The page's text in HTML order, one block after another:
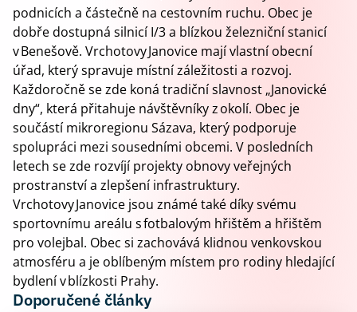
podnicích a částečně na cestovním ruchu. Obec je
dobře dostupná silnicí I/3 a blízkou železniční stanicí
v Benešově. Vrchotovy Janovice mají vlastní obecní
úřad, který spravuje místní záležitosti a rozvoj.
Každoročně se zde koná tradiční slavnost „Janovické
dny“, která přitahuje návštěvníky z okolí. Obec je
součástí mikroregionu Sázava, který podporuje
spolupráci mezi sousedními obcemi. V posledních
letech se zde rozvíjí projekty obnovy veřejných
prostranství a zlepšení infrastruktury.
Vrchotovy Janovice jsou známé také díky svému
sportovnímu areálu s fotbalovým hřištěm a hřištěm
pro volejbal. Obec si zachovává klidnou venkovskou
atmosféru a je oblíbeným místem pro rodiny hledající
bydlení v blízkosti Prahy.
Doporučené články